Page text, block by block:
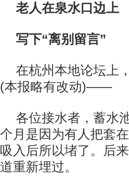
老人在泉水口边上
写下“离别留言”
在杭州本地论坛上
(本报略有改动)——
各位接水者，蓄水
个月是因为有人把套
吸入后所以堵了。后
道重新埋过。